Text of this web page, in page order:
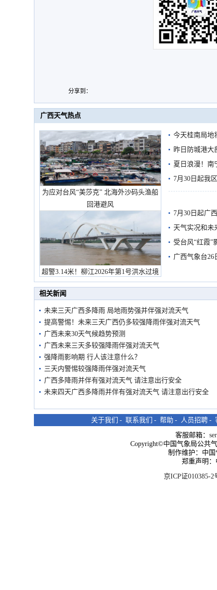
分享到：
广西天气热点
为应对台风“美莎克” 北海外沙码头渔船
回港避风
超警3.14米！柳江2026年第1号洪水过境
市民在堤岸见证汛况
今天桂南局地
需继续防范
昨日防城港大
雨
夏日浪漫！南
7月30日起我
7月30日起广
天气实况和未
受台风“红霞”
有较强降雨
广西气象台26
相关新闻
未来三天广西多降雨 局地雨势强并伴强对流天气
提高警惕！未来三天广西仍多较强降雨伴强对流天气
广西未来30天气候趋势预测
广西未来三天多较强降雨伴强对流天气
强降雨影响期 行人该注意什么？
三天内警惕较强降雨伴强对流天气
广西多降雨并伴有强对流天气 请注意出行安全
未来四天广西多降雨并伴有强对流天气 请注意出行安全
关于我们 - 联系我们 - 帮助 - 人员招聘 -
客服邮箱：
Copyright©中国气象局公共
制作维护：中
郑重声明
京ICP证010385-2